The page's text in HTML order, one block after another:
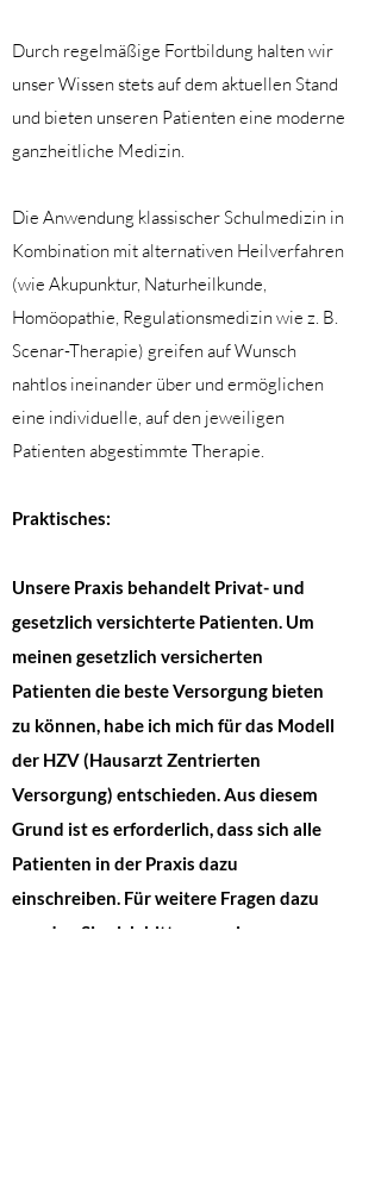
Durch regelmäßige Fortbildung halten wir
unser Wissen stets auf dem aktuellen Stand
und bieten unseren Patienten eine moderne
ganzheitliche Medizin.
Die Anwendung klassischer Schulmedizin in
Kombination mit alternativen Heilverfahren
(wie Akupunktur, Naturheilkunde,
Homöopathie, Regulationsmedizin wie z. B.
Scenar-Therapie) greifen auf Wunsch
nahtlos ineinander über und ermöglichen
eine individuelle, auf den jeweiligen
Patienten abgestimmte Therapie.
Praktisches:
Unsere Praxis behandelt Privat- und
gesetzlich versichterte Patienten. Um
meinen gesetzlich versicherten
Patienten die beste Versorgung bieten
zu können, habe ich mich für das Modell
der HZV (Hausarzt Zentrierten
Versorgung) entschieden. Aus diesem
Grund ist es erforderlich, dass sich alle
Patienten in der Praxis dazu
einschreiben. Für weitere Fragen dazu
wenden Sie sich bitte an mein